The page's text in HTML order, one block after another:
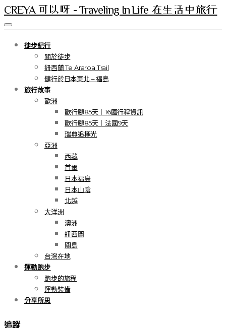
CREYA 可以呀 - Traveling In Life 在生活中旅行
徒步紀行
關於徒步
紐西蘭 Te Araroa Trail
健行於日本東北 – 福島
旅行故事
歐洲
歐行腿85天｜16國行程資訊
歐行腿85天｜法國9天
瑞典追極光
亞洲
西藏
首爾
日本福島
日本山陰
北越
大洋洲
澳洲
紐西蘭
關島
台灣在地
運動跑步
跑步的旅程
運動裝備
分享所思
追蹤